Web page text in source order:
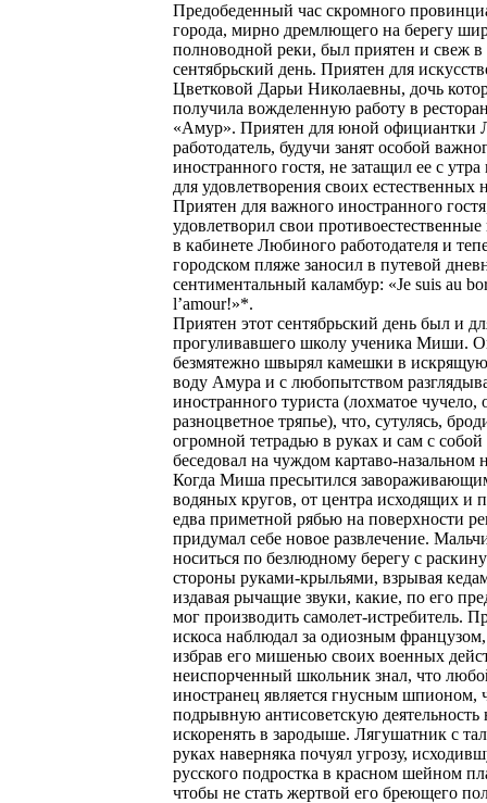
Предобеденный час скромного
города, мирно дремлющего на берегу
полноводной реки, был приятен и свеж в
сентябрьский день. Приятен для
Цветковой Дарьи Николаевны, дочь
получила вожделенную работу в
«Амур». Приятен для юной официантки
работодатель, будучи занят особой
иностранного гостя, не затащил ее с
для удовлетворения своих естественных
Приятен для важного иностранного
удовлетворил свои противоестественные
в кабинете Любиного работодателя и
городском пляже заносил в путевой
сентиментальный каламбур: «Je suis au
l’amour!»*.
Приятен этот сентябрьский день был и
прогуливавшего школу ученика Миши.
безмятежно швырял камешки в
воду Амура и с любопытством
иностранного туриста (лохматое чучело,
разноцветное тряпье), что, сутулясь,
огромной тетрадью в руках и сам с собой
беседовал на чуждом картаво-назальном
Когда Миша пресытился
водяных кругов, от центра исходящих и
едва приметной рябью на поверхности
придумал себе новое развлечение.
носиться по безлюдному берегу с
стороны руками-крыльями, взрывая
издавая рычащие звуки, какие, по его
мог производить самолет-истребитель.
искоса наблюдал за одиозным
избрав его мишенью своих военных
неиспорченный школьник знал, что
иностранец является гнусным шпионом,
подрывную антисоветскую деятельность
искоренять в зародыше. Лягушатник с
руках наверняка почуял угрозу,
русского подростка в красном шейном
чтобы не стать жертвой его бреющего